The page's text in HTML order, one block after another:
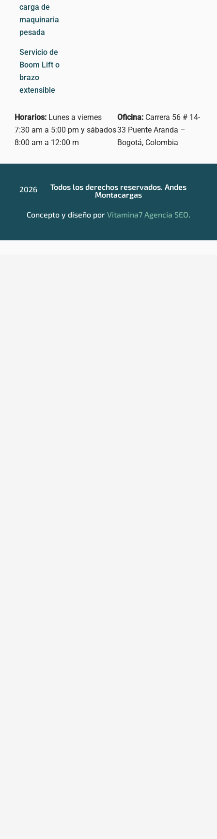
carga de
maquinaria
pesada
Servicio de
Boom Lift o
brazo
extensible
Horarios: Lunes a viernes
7:30 am a 5:00 pm y sábados
8:00 am a 12:00 m
Oficina: Carrera 56 # 14-
33 Puente Aranda –
Bogotá, Colombia
2026
Todos los derechos reservados. Andes
Montacargas
Concepto y diseño por Vitamina7 Agencia SEO.